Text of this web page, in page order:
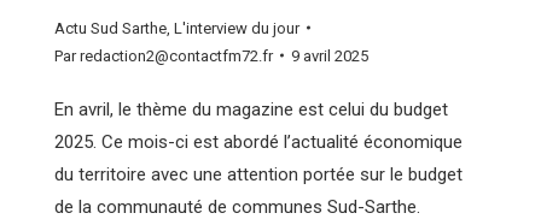
Actu Sud Sarthe L'interview du jour
Parredaction2@contactfm72.fr 9 avril 2025
En avril, le thème du magazine est celui du budget
2025. Ce mois-ci est abordé l’actualité économique
du territoire avec une attention portée sur le budget
de la communauté de communes Sud-Sarthe.